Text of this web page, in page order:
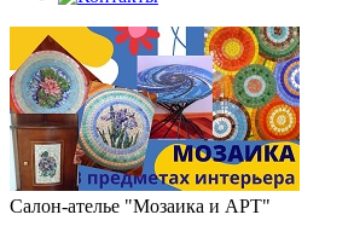
Салон-ателье "Мозаика и АРТ"